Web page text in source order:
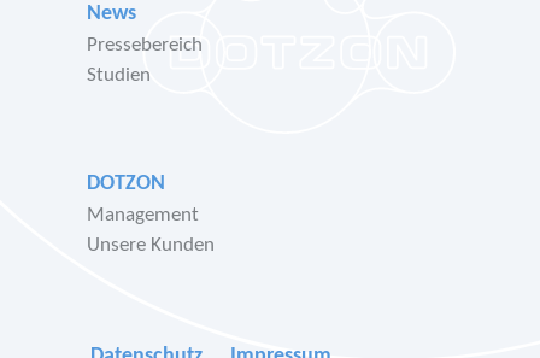
News
Pressebereich
Studien
DOTZON
Management
Unsere Kunden